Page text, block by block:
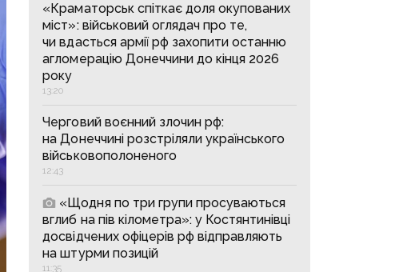
«Краматорськ спіткає доля окупованих
міст»: військовий оглядач про те,
чи вдасться армії рф захопити останню
агломерацію Донеччини до кінця 2026
року
13:20
Черговий воєнний злочин рф:
на Донеччині розстріляли українського
військовополоненого
12:43
«Щодня по три групи просуваються
вглиб на пів кілометра»: у Костянтинівці
досвідчених офіцерів рф відправляють
на штурми позицій
11:35